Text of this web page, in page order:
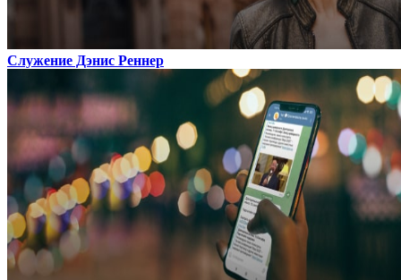
Служение Дэнис Реннер